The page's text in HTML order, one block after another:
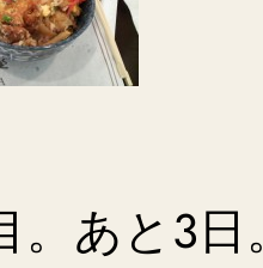
あと3日。